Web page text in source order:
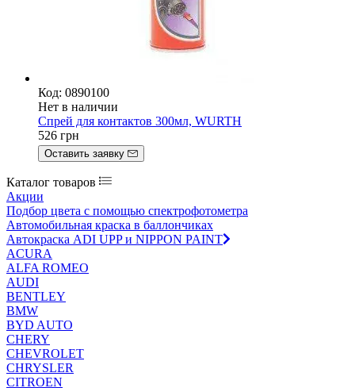
Код: 0890100
Нет в наличии
Спрей для контактов 300мл, WURTH
526 грн
Оставить заявку
Каталог товаров
Акции
Подбор цвета с помощью спектрофотометра
Автомобильная краска в баллончиках
Автокраска ADI UPP и NIPPON PAINT
ACURA
ALFA ROMEO
AUDI
BENTLEY
BMW
BYD AUTO
CHERY
CHEVROLET
CHRYSLER
CITROEN